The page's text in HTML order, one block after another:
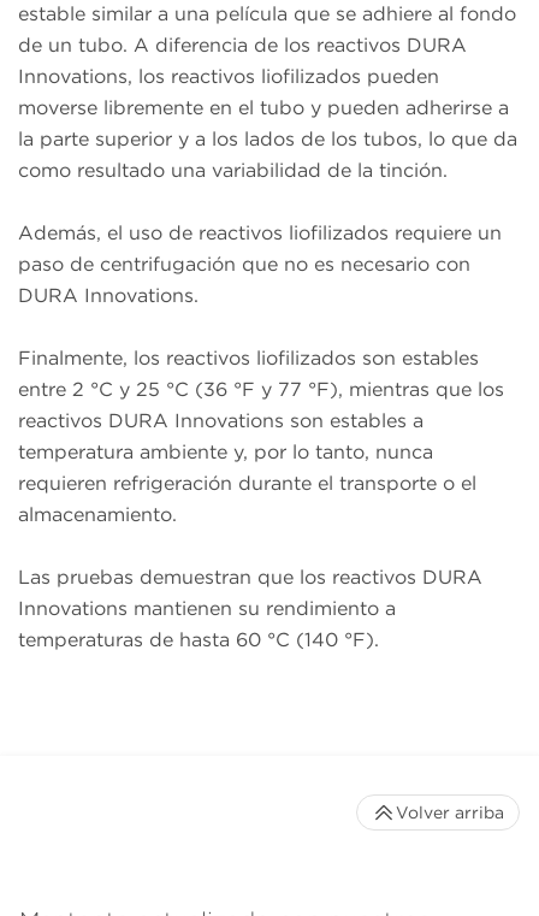
estable similar a una película que se adhiere al fondo
de un tubo. A diferencia de los reactivos DURA
Innovations, los reactivos liofilizados pueden
moverse libremente en el tubo y pueden adherirse a
la parte superior y a los lados de los tubos, lo que da
como resultado una variabilidad de la tinción.
Además, el uso de reactivos liofilizados requiere un
paso de centrifugación que no es necesario con
DURA Innovations.
Finalmente, los reactivos liofilizados son estables
entre 2 °C y 25 °C (36 °F y 77 °F), mientras que los
reactivos DURA Innovations son estables a
temperatura ambiente y, por lo tanto, nunca
requieren refrigeración durante el transporte o el
almacenamiento.
Las pruebas demuestran que los reactivos DURA
Innovations mantienen su rendimiento a
temperaturas de hasta 60 °C (140 °F).
Volver arriba